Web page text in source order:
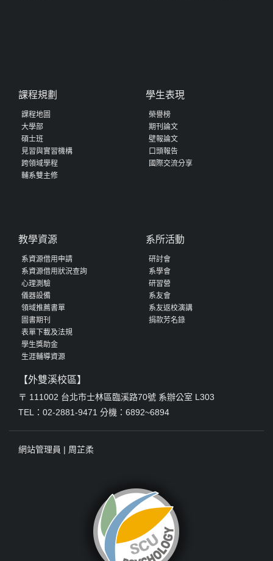
課程規劃
課程地圖
大學部
碩士班
見習與實習機構
跨領域學程
輔系雙主修
學生表現
榮譽榜
期刊論文
壁報論文
口頭報告
國際交流分享
教學資源
系資源借用申請
系資源借用狀況查詢
心理測驗
儀器設備
領域推薦書單
圖書期刊
表單下載及法規
學生獎助金
生涯輔導資源
系所活動
研討會
系學會
研習營
系友會
系友返校演講
捐款芳名錄
【外雙溪校區】
〒 111002 台北市士林區臨溪路70號 系辦公室 L303
TEL：02-2881-9471 分機：6892~6894
網站管理員 | 周芷柔